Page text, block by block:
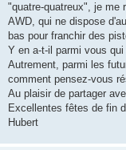
g
e
"quatre-quatreux", je me
AWD, qui ne dispose
bas pour franchir des
Y en a-t-il parmi vous
Autrement, parmi les
comment pensez-vous
Au plaisir de partager
Excellentes fêtes de fin
Hubert